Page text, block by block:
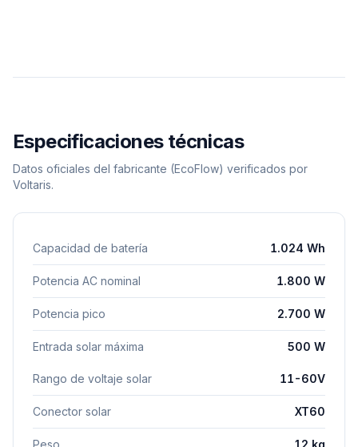
Especificaciones técnicas
Datos oficiales del fabricante (EcoFlow) verificados por
Voltaris.
Capacidad de batería 1.024 Wh
Potencia AC nominal 1.800 W
Potencia pico 2.700 W
Entrada solar máxima 500 W
Rango de voltaje solar 11-60V
Conector solar XT60
Peso 12 kg